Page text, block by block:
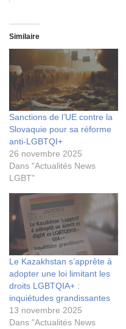
Similaire
Sanctions de l’UE contre la
Slovaquie pour sa réforme
anti-LGBTQI+
26 novembre 2025
Dans "Actualités News
LGBT"
Le Kazakhstan s’apprête à
adopter une loi limitant les
droits LGBTQIA+ :
inquiétudes grandissantes
13 novembre 2025
Dans "Actualités News